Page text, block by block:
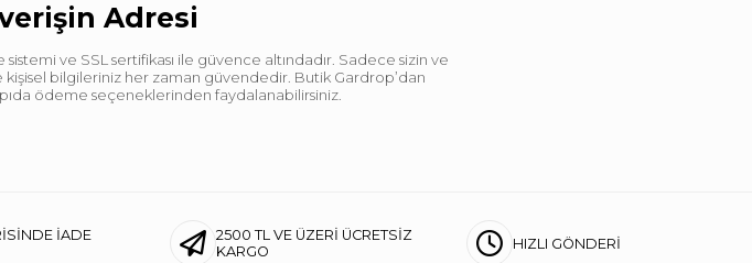
Adresi
ve SSL sertifikası ile güvence altındadır. Sadece sizin ve
kişisel bilgileriniz her zaman güvendedir. Butik Gardrop’dan
ödeme seçeneklerinden faydalanabilirsiniz.
İADE
2500 TL VE ÜZERİ ÜCRETSİZ
KARGO
HIZLI GÖNDERİ